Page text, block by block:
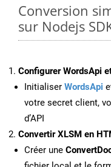
Conversion
sur Nodejs
Configurer WordsApi
Initialiser WordsApi
votre secret client,
d’API
Convertir XLSM en
Créer une